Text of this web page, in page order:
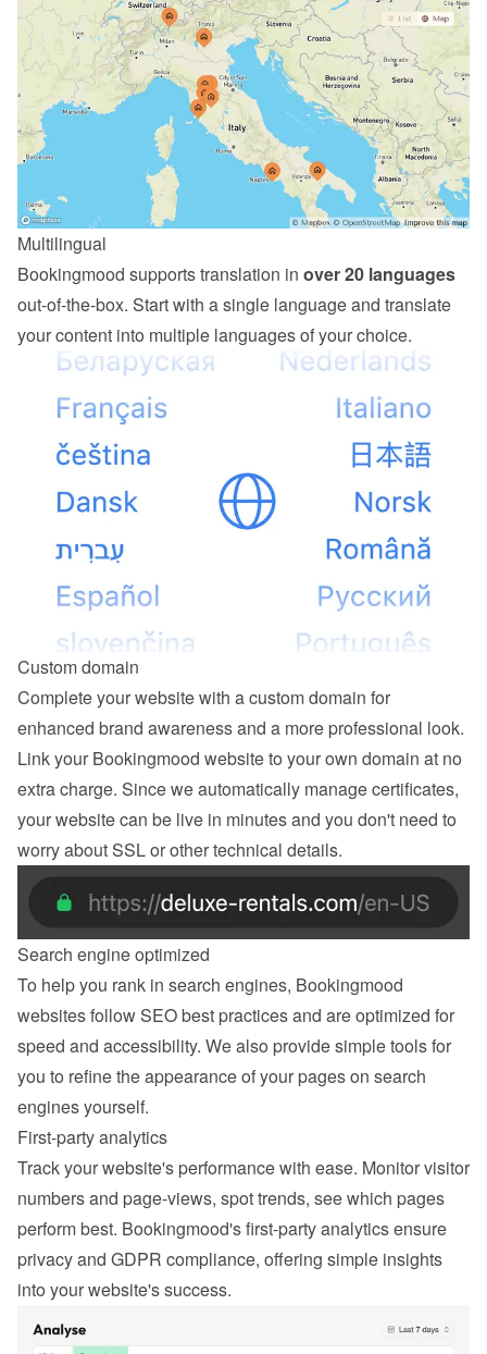
Multilingual
Bookingmood supports translation in over 20 languages
out-of-the-box. Start with a single language and translate
your content into multiple languages of your choice.
Custom domain
Complete your website with a custom domain for
enhanced brand awareness and a more professional look.
Link your Bookingmood website to your own domain at no
extra charge. Since we automatically manage certificates,
your website can be live in minutes and you don't need to
worry about SSL or other technical details.
Search engine optimized
To help you rank in search engines, Bookingmood
websites follow SEO best practices and are optimized for
speed and accessibility. We also provide simple tools for
you to refine the appearance of your pages on search
engines yourself.
First-party analytics
Track your website's performance with ease. Monitor visitor
numbers and page-views, spot trends, see which pages
perform best. Bookingmood's first-party analytics ensure
privacy and GDPR compliance, offering simple insights
into your website's success.